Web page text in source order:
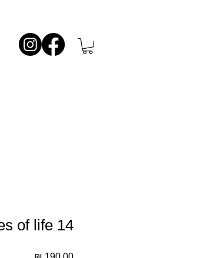
of life 14